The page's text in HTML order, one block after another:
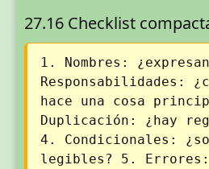
27.16 Checklist
1. Nombres:
Responsabilidades:
hace una cosa
Duplicación: ¿hay
4. Condicionales:
legibles? 5. Errores: